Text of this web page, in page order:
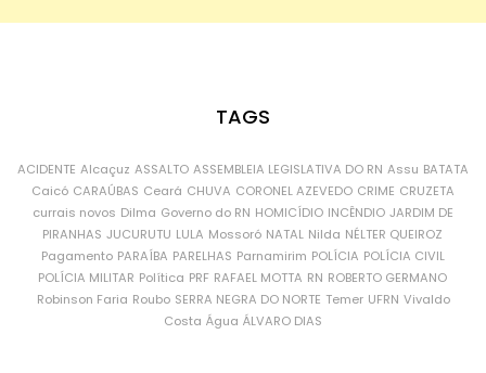
TAGS
ACIDENTE Alcaçuz ASSALTO ASSEMBLEIA LEGISLATIVA DO RN Assu BATATA
Caicó CARAÚBAS Ceará CHUVA CORONEL AZEVEDO CRIME CRUZETA
currais novos Dilma Governo do RN HOMICÍDIO INCÊNDIO JARDIM DE
PIRANHAS JUCURUTU LULA Mossoró NATAL Nilda NÉLTER QUEIROZ
Pagamento PARAÍBA PARELHAS Parnamirim POLÍCIA POLÍCIA CIVIL
POLÍCIA MILITAR Política PRF RAFAEL MOTTA RN ROBERTO GERMANO
Robinson Faria Roubo SERRA NEGRA DO NORTE Temer UFRN Vivaldo
Costa Água ÁLVARO DIAS